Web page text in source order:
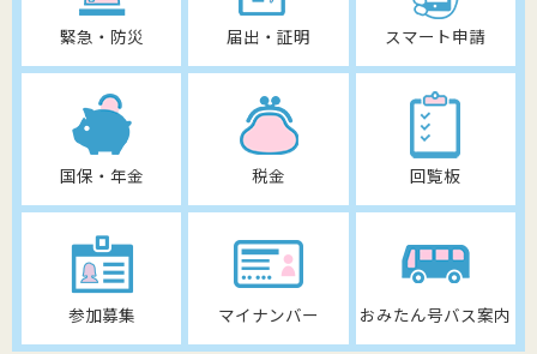
緊急・防災 届出・証明 スマート申請
国保・年金 税金 回覧板
参加募集 マイナンバー おみたん号バス案内